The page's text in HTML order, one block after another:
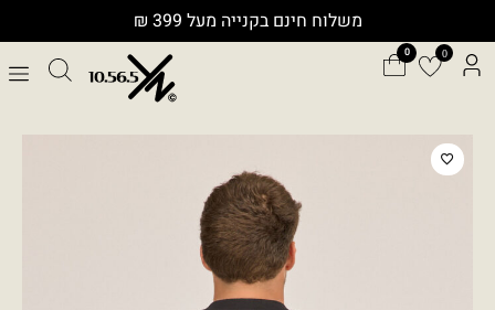
משלוח חינם בקנייה מעל 399 ₪
0
כמות
של